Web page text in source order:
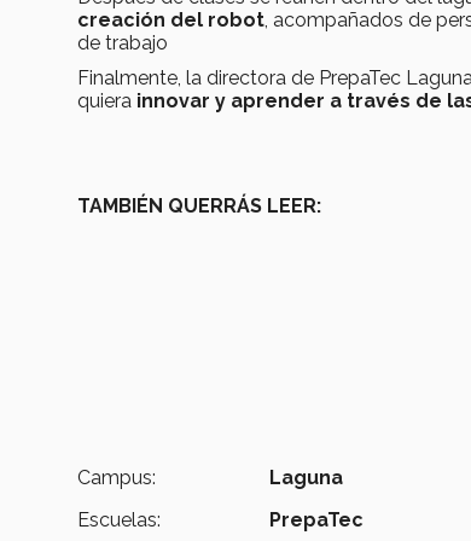
creación del robot, acompañados de
de trabajo
Finalmente, la directora de PrepaTec
quiera innovar y aprender a través de
TAMBIÉN QUERRÁS LEER:
Campus:
Laguna
Escuelas:
PrepaTec